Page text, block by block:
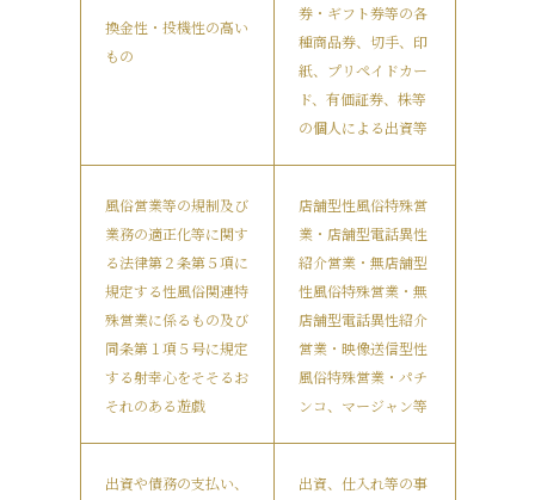
換金性・投機性の高い
もの
券・ギフト券等の各
種商品券、切手、印
紙、プリペイドカー
ド、有価証券、株等
の個人による出資等
風俗営業等の規制及び
業務の適正化等に関す
る法律第２条第５項に
規定する性風俗関連特
殊営業に係るもの及び
同条第１項５号に規定
する射幸心をそそるお
それのある遊戯
店舗型性風俗特殊営
業・店舗型電話異性
紹介営業・無店舗型
性風俗特殊営業・無
店舗型電話異性紹介
営業・映像送信型性
風俗特殊営業・パチ
ンコ、マージャン等
出資や債務の支払い、
出資、仕入れ等の事